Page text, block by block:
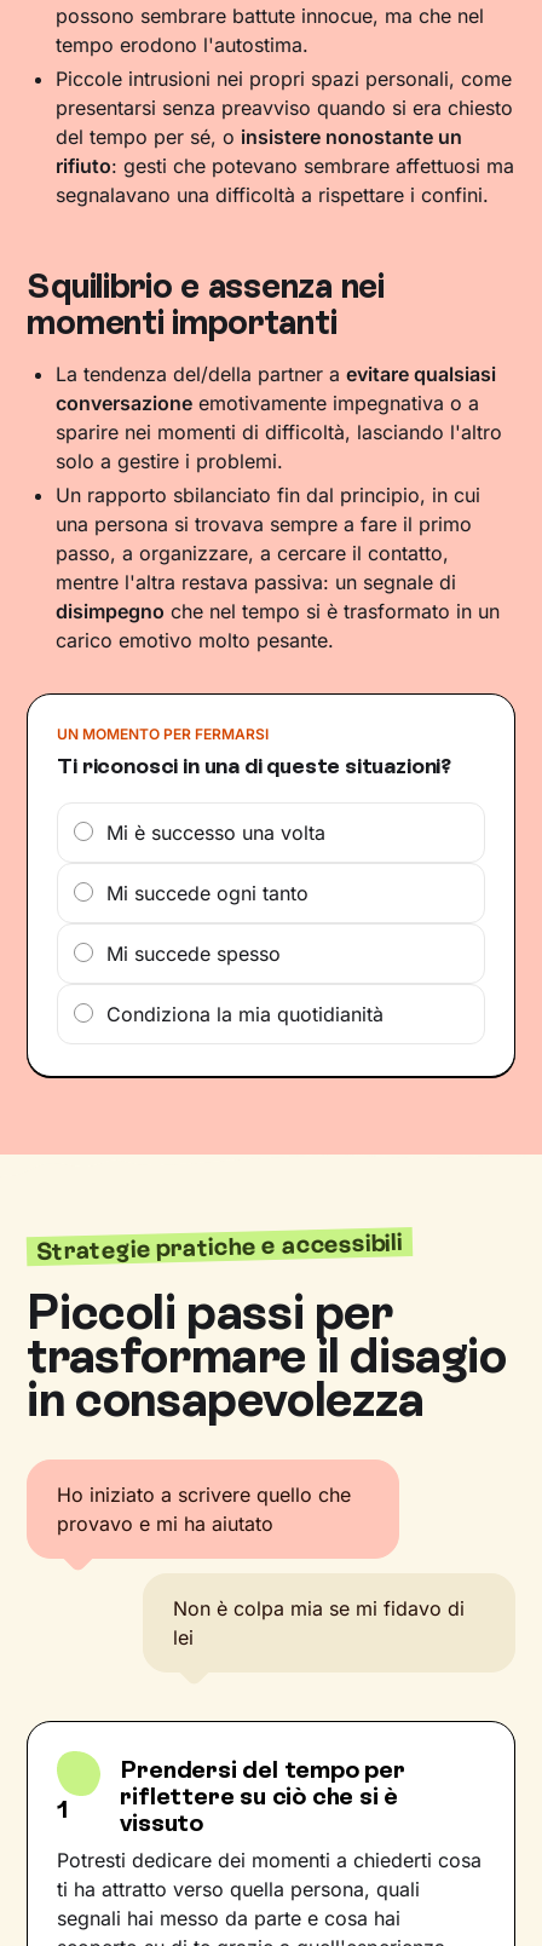
possono sembrare battute innocue, ma che nel
tempo erodono l'autostima.
Piccole intrusioni nei propri spazi personali, come
presentarsi senza preavviso quando si era chiesto
del tempo per sé, o insistere nonostante un
rifiuto: gesti che potevano sembrare affettuosi ma
segnalavano una difficoltà a rispettare i confini.
Squilibrio e assenza nei
momenti importanti
La tendenza del/della partner aevitare qualsiasi
conversazione emotivamente impegnativa o a
sparire nei momenti di difficoltà, lasciando l'altro
solo a gestire i problemi.
Un rapporto sbilanciato fin dal principio, in cui
una persona si trovava sempre a fare il primo
passo, a organizzare, a cercare il contatto,
mentre l'altra restava passiva: un segnale di
disimpegno che nel tempo si è trasformato in un
carico emotivo molto pesante.
UN MOMENTO PER FERMARSI
Ti riconosci in una di queste situazioni?
Mi è successo una volta
Mi succede ogni tanto
Mi succede spesso
Condiziona la mia quotidianità
Strategie pratiche e accessibili
Piccoli passi per
trasformare il disagio
in consapevolezza
Ho iniziato a scrivere quello che
provavo e mi ha aiutato
Non è colpa mia se mi fidavo di
lei
1
Prendersi del tempo per
riflettere su ciò che si è
vissuto
Potresti dedicare dei momenti a chiederti cosa
ti ha attratto verso quella persona, quali
segnali hai messo da parte e cosa hai